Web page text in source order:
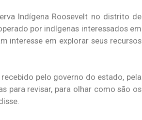
Indígena Roosevelt no distrito de
por indígenas interessados em
interesse em explorar seus recursos
pelo governo do estado, pela
para revisar, para olhar como são os